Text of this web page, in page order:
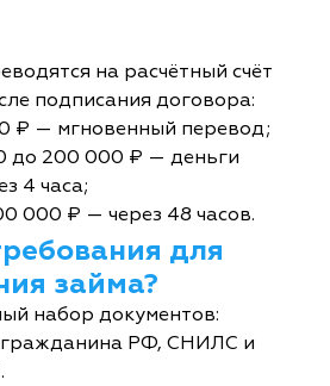
на расчётный счёт
подписания договора:
₽ — мгновенный перевод;
до 200 000 ₽ — деньги
4 часа;
000 ₽ — через 48 часов.
для
займа?
набор документов:
РФ, СНИЛС и